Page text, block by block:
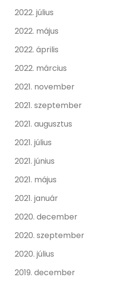
2022. július
2022. május
2022. április
2022. március
2021. november
2021. szeptember
2021. augusztus
2021. július
2021. június
2021. május
2021. január
2020. december
2020. szeptember
2020. július
2019. december